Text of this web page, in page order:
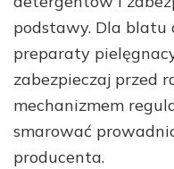
podstawy. Dla blatu
preparaty
zabezpieczaj przed
mechanizmem
smarować
producenta.